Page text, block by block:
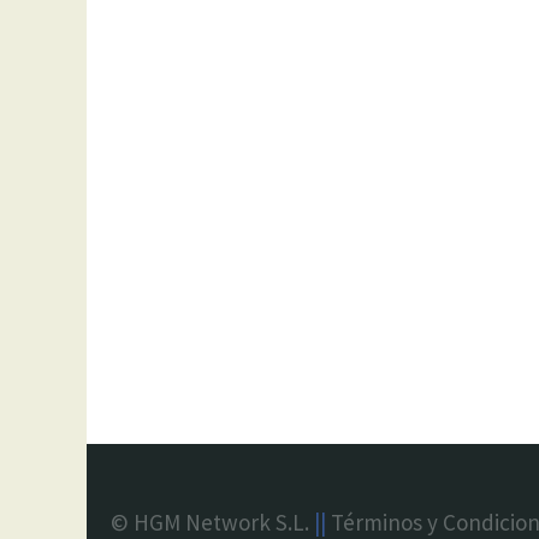
© HGM Network S.L. || Términos y